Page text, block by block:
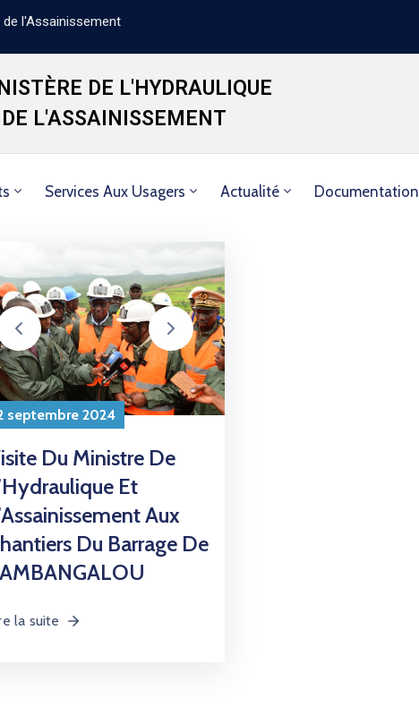
de l'Assainissement
DE L'HYDRAULIQUE
DE L'ASSAINISSEMENT
Services Aux Usagers Actualité Documentation
septembre 2024
Du Ministre De
Et
Aux
Du Barrage De
la suite